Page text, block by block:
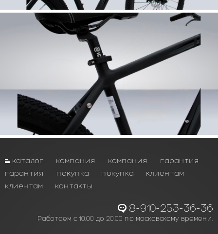
каталог компания компания
гарантия
гарантия
покупка покупка
клиентам
клиентам
контакты
8-910-253-36-36
Работаем с 10.00 до 20.00 по московскому времени.